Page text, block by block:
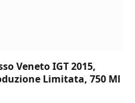
Veneto IGT 2015,
Limitata, 750 Ml